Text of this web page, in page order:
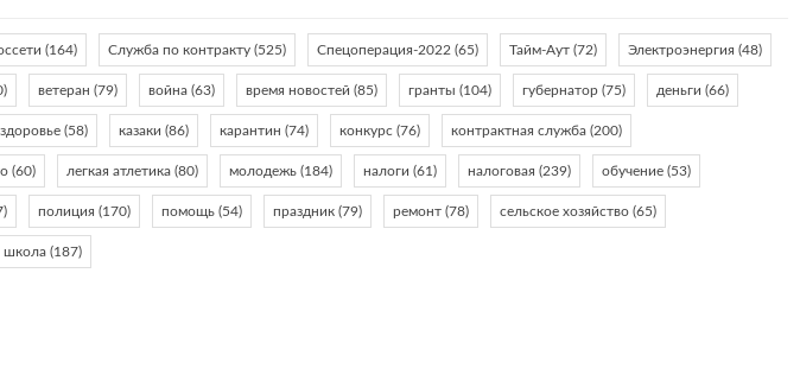
(164) Служба по контракту (525) Спецоперация-2022 (65) Тайм-Аут (72) Электроэнергия (48)
ветеран (79) война (63) время новостей (85) гранты (104) губернатор (75) деньги (66)
здоровье (58) казаки (86) карантин (74) конкурс (76) контрактная служба (200)
(60) легкая атлетика (80) молодежь (184) налоги (61) налоговая (239) обучение (53)
полиция (170) помощь (54) праздник (79) ремонт (78) сельское хозяйство (65)
школа (187)